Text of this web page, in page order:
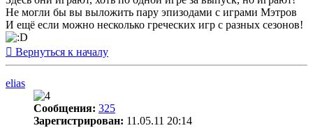
Не могли бы вы выложить пару эпизодами с играми Мэтров
И ещё если можно несколько греческих игр с разных сезонов!
Вернуться к началу
elias
Сообщения: 325
Зарегистрирован: 11.05.11 20:14